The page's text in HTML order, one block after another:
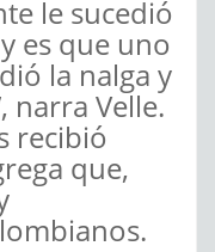
le sucedió
es que uno
la nalga y
narra Velle.
recibió
que,